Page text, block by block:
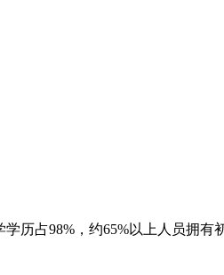
历占98%，约65%以上人员拥有